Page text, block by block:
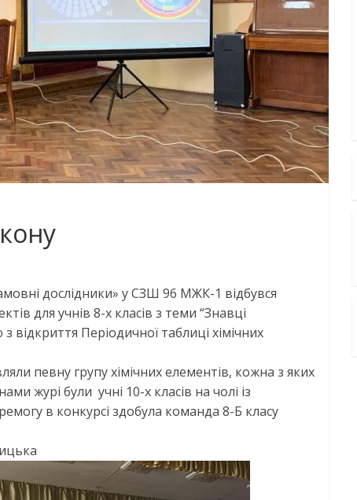
дослідники» у СЗШ 96 МЖК-1 відбувся
для учнів 8-х класів з теми “Знавці
відкриття Періодичної таблиці хімічних
певну групу хімічних елементів, кожна з яких
журі були учні 10-х класів на чолі із
в конкурсі здобула команда 8-Б класу